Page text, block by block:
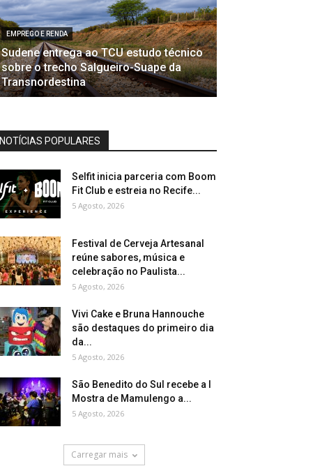
EMPREGO E RENDA
Sudene entrega ao TCU estudo técnico
sobre o trecho Salgueiro-Suape da
Transnordestina
NOTÍCIAS POPULARES
Selfit inicia parceria com Boom
Fit Club e estreia no Recife...
5 Agosto, 2026
Festival de Cerveja Artesanal
reúne sabores, música e
celebração no Paulista...
5 Agosto, 2026
Vivi Cake e Bruna Hannouche
são destaques do primeiro dia
da...
5 Agosto, 2026
São Benedito do Sul recebe a I
Mostra de Mamulengo a...
5 Agosto, 2026
Carregar mais